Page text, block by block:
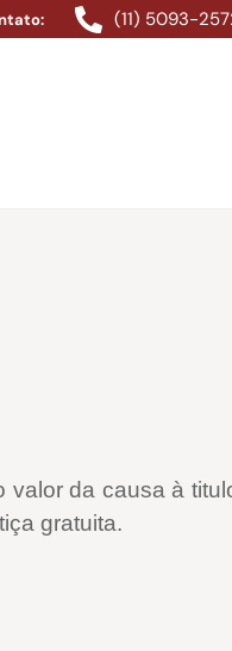
(11) 5093-
da causa à
gratuita.